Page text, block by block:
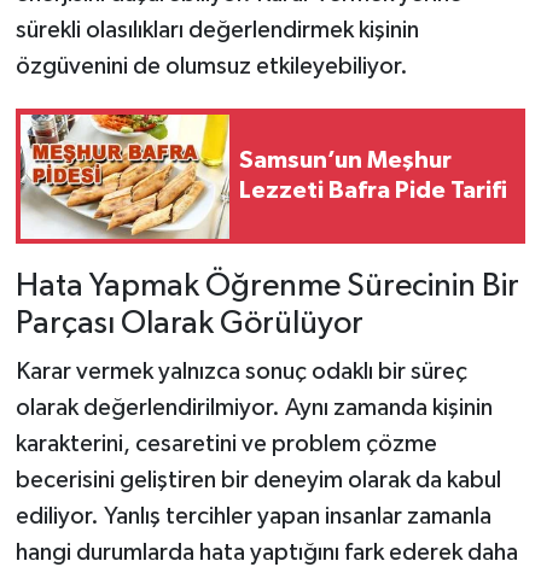
sürekli olasılıkları değerlendirmek kişinin
özgüvenini de olumsuz etkileyebiliyor.
Samsun’un Meşhur
Lezzeti Bafra Pide Tarifi
Hata Yapmak Öğrenme Sürecinin Bir
Parçası Olarak Görülüyor
Karar vermek yalnızca sonuç odaklı bir süreç
olarak değerlendirilmiyor. Aynı zamanda kişinin
karakterini, cesaretini ve problem çözme
becerisini geliştiren bir deneyim olarak da kabul
ediliyor. Yanlış tercihler yapan insanlar zamanla
hangi durumlarda hata yaptığını fark ederek daha